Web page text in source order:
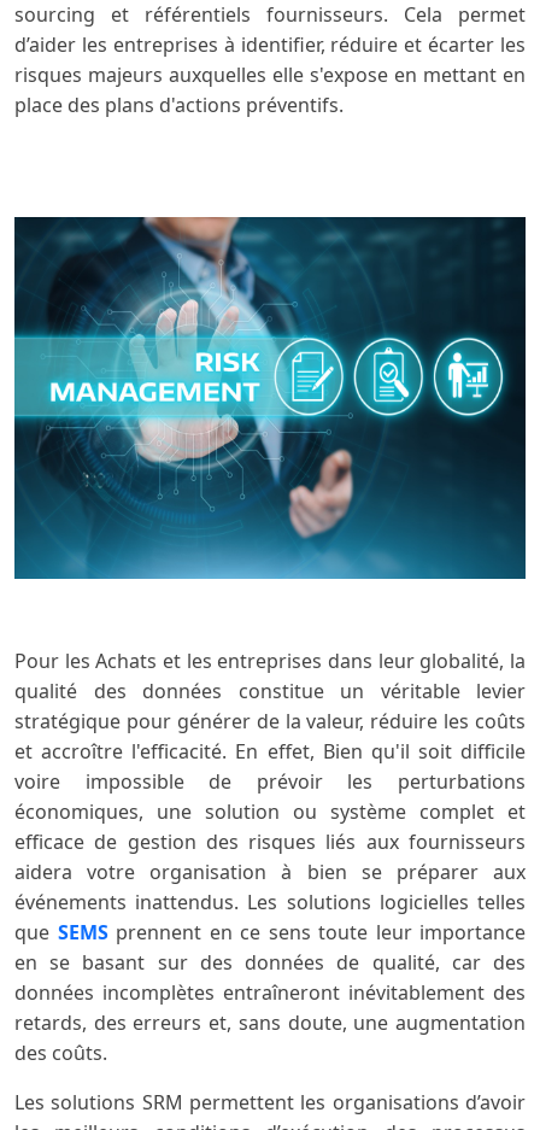
sourcing et référentiels fournisseurs. Cela permet
d’aider les entreprises à identifier, réduire et écarter les
risques majeurs auxquelles elle s'expose en mettant en
place des plans d'actions préventifs.
Pour les Achats et les entreprises dans leur globalité, la
qualité des données constitue un véritable levier
stratégique pour générer de la valeur, réduire les coûts
et accroître l'efficacité. En effet, Bien qu'il soit difficile
voire impossible de prévoir les perturbations
économiques, une solution ou système complet et
efficace de gestion des risques liés aux fournisseurs
aidera votre organisation à bien se préparer aux
événements inattendus. Les solutions logicielles telles
que SEMSprennent en ce sens toute leur importance
en se basant sur des données de qualité, car des
données incomplètes entraîneront inévitablement des
retards, des erreurs et, sans doute, une augmentation
des coûts.
Les solutions SRM permettent les organisations d’avoir